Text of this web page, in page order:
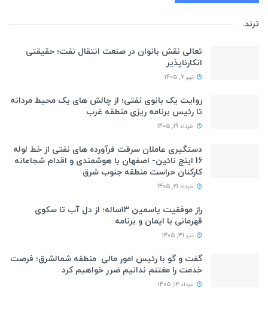
ترند.
تعالی نقش بانوان در صنعت انتقال نفت؛ حقیقتی
انکارناپذیر
تیر 7, 1405
روایت یک بانوی نفتی؛ از چالش های یک محیط مردانه
تا رئیس برنامه ریزی منطقه غرب
خرداد 19, 1405
دستگیری عاملان سرقت فرآورده های نفتی از خط لوله
16 اینچ نائین- اصفهان با هوشمندی و اقدام شجاعانه
کارکنان حراست منطقه جنوب شرق
خرداد 21, 1405
راز موفقیت یاسمین ۱۳ساله؛ از دل آب تا سکوی
قهرمانی با ایمان و برنامه
تیر 31, 1405
گفت و گو با رئیس امور مالی منطقه شمالشرق؛ فرصت
خدمت را مغتنم ندانیم ضرر خواهیم کرد
مرداد 12, 1405